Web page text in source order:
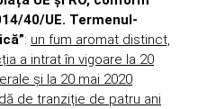
40/UE. Termenul-
: un fum aromat distinct,
a intrat în vigoare la 20
și la 20 mai 2020
de tranziție de patru ani